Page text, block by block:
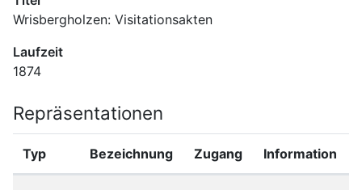
Wrisbergholzen: Visitationsakten
Laufzeit
1874
Repräsentationen
Typ Bezeichnung Zugang Information